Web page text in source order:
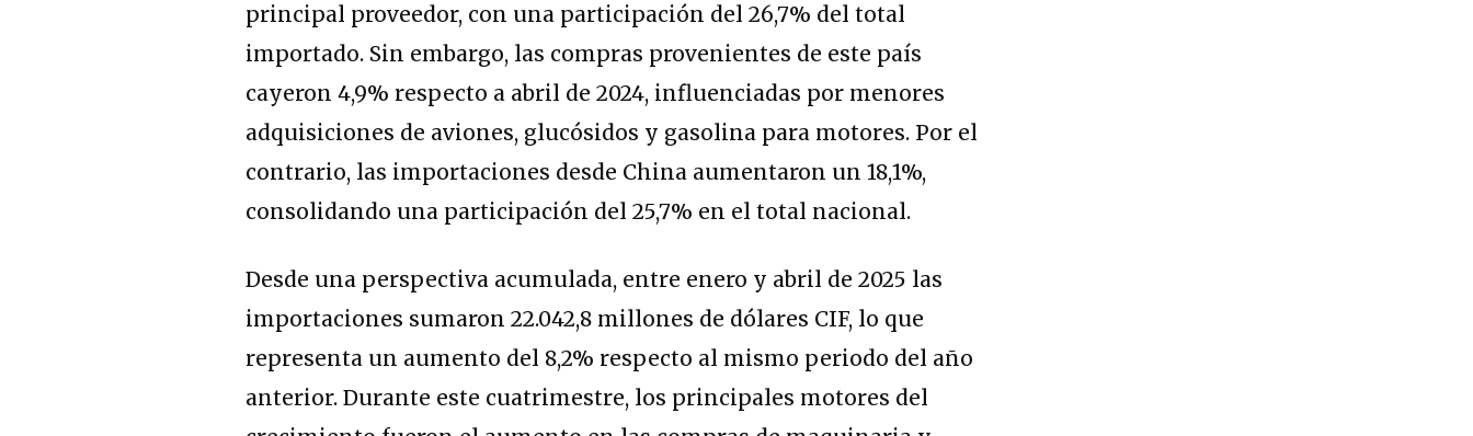
principal proveedor, con una participación del 26,7% del total
importado. Sin embargo, las compras provenientes de este país
cayeron 4,9% respecto a abril de 2024, influenciadas por menores
adquisiciones de aviones, glucósidos y gasolina para motores. Por el
contrario, las importaciones desde China aumentaron un 18,1%,
consolidando una participación del 25,7% en el total nacional.
Desde una perspectiva acumulada, entre enero y abril de 2025 las
importaciones sumaron 22.042,8 millones de dólares CIF, lo que
representa un aumento del 8,2% respecto al mismo periodo del año
anterior. Durante este cuatrimestre, los principales motores del